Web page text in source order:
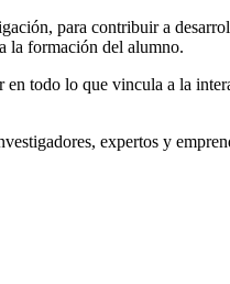
para contribuir a
la formación del alumno.
todo lo que vincula a la
expertos y